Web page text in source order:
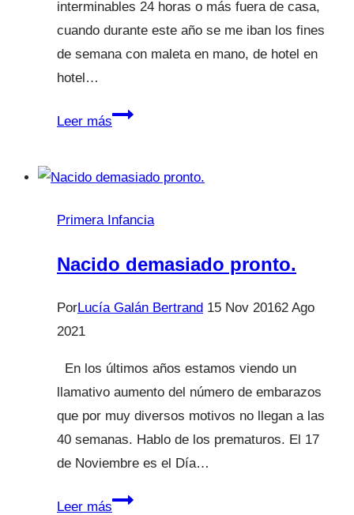
interminables 24 horas o más fuera de casa,
cuando durante este año se me iban los fines
de semana con maleta en mano, de hotel en
hotel…
Leer másCuando
nada,
mucho.
Primera Infancia
Nacido demasiado pronto.
PorLucía Galán Bertrand 15 Nov 20162 Ago
2021
En los últimos años estamos viendo un
llamativo aumento del número de embarazos
que por muy diversos motivos no llegan a las
40 semanas. Hablo de los prematuros. El 17
de Noviembre es el Día…
Leer másNacido